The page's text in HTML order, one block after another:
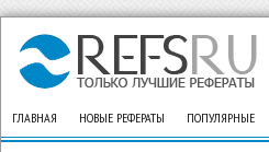
ГЛАВНАЯ НОВЫЕ РЕФЕРАТЫ ПОПУЛЯРНЫЕ